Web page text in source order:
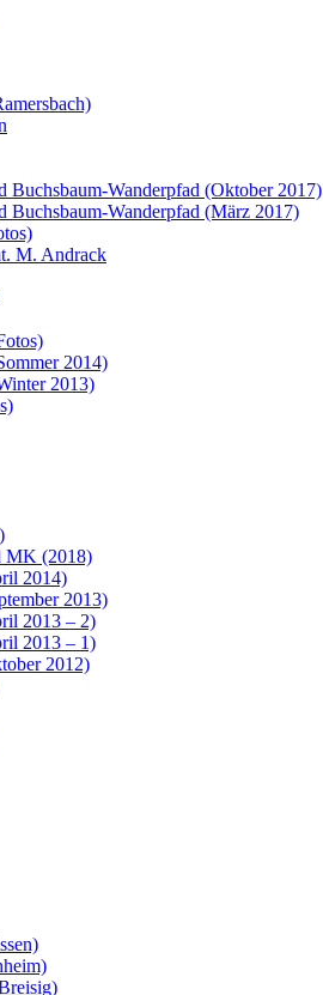
Buchsbaum-Wanderpfad (Oktober 2017)
Buchsbaum-Wanderpfad (März 2017)
M. Andrack
2014)
2013)
MK (2018)
2014)
2013)
2013 – 2)
2013 – 1)
2012)